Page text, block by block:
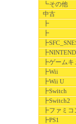
┗その他
中古
┣
┣
┣ゲームキ
┣Wii
┣Wii U
┣Switch
┣Switch2
┣ファミコ
┣PS1